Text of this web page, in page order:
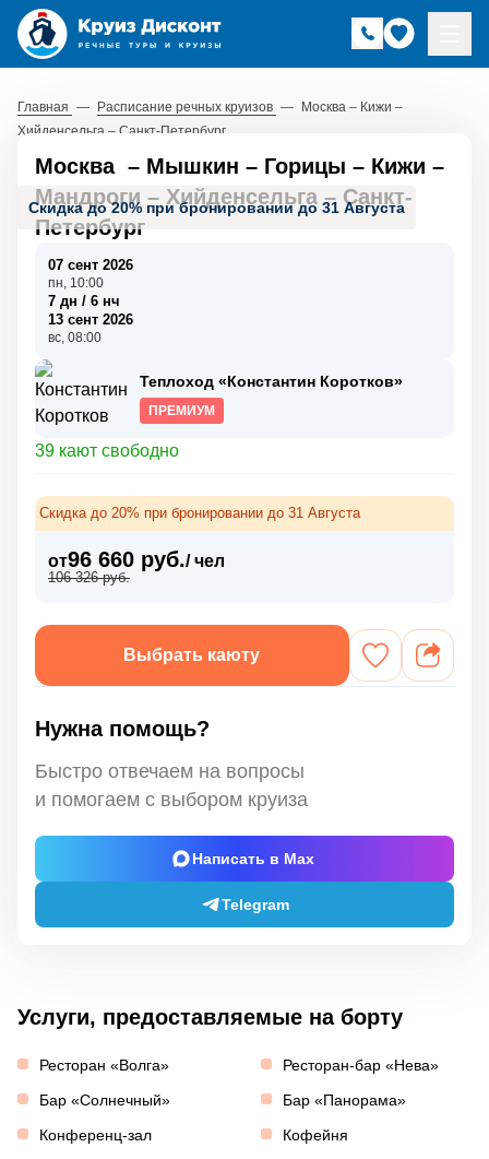
Главная — Расписание речных круизов — Москва – Кижи –
Хийденсельга – Санкт-Петербург
Скидка до 20% при бронировании до 31 Августа
Москва – Мышкин – Горицы – Кижи –
Мандроги – Хийденсельга – Санкт-
Петербург
07 сент 2026
пн, 10:00
7 дн / 6 нч
13 сент 2026
вс, 08:00
Теплоход «Константин Коротков»
ПРЕМИУМ
39 кают свободно
Скидка до 20% при бронировании до 31 Августа
от96 660 руб./ чел
106 326 руб.
Выбрать каюту
Нужна помощь?
Быстро отвечаем на вопросы
и помогаем с выбором круиза
Написать в Max
Telegram
Услуги, предоставляемые на борту
Ресторан «Волга»
Ресторан-бар «Нева»
Бар «Солнечный»
Бар «Панорама»
Конференц-зал
Кофейня